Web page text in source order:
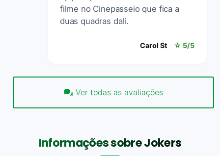
filme no Cinepasseio que fica a
duas quadras dali.
Carol St ☆ 5/5
Ver todas as avaliações
Informações sobre Jokers